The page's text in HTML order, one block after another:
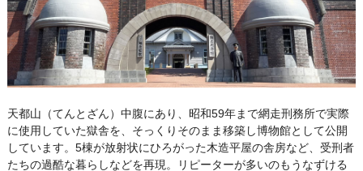
天都山（てんとざん）中腹にあり、昭和59年まで網走刑務所で実際
に使用していた獄舎を、そっくりそのまま移築し博物館として公開
しています。5棟が放射状にひろがった木造平屋の舎房など、受刑者
たちの過酷な暮らしなどを再現。リピーターが多いのもうなずける